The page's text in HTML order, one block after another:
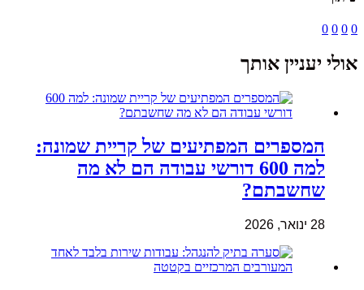
0
0
0
0
אולי יעניין אותך
המספרים המפתיעים של קריית שמונה:
למה 600 דורשי עבודה הם לא מה
שחשבתם?
28 ינואר, 2026